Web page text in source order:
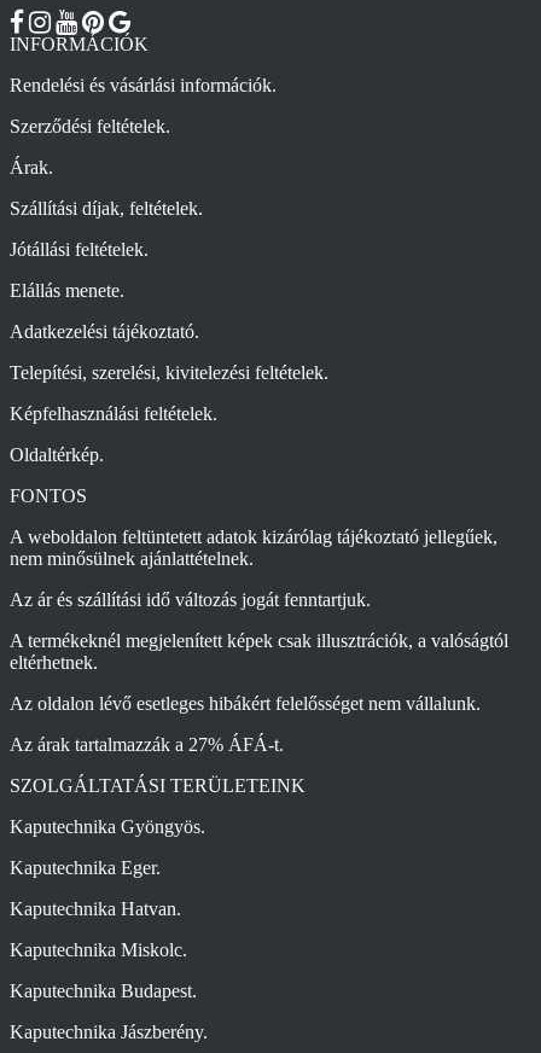
INFORMÁCIÓK
Rendelési és vásárlási információk.
Szerződési feltételek.
Árak.
Szállítási díjak, feltételek.
Jótállási feltételek.
Elállás menete.
Adatkezelési tájékoztató.
Telepítési, szerelési, kivitelezési feltételek.
Képfelhasználási feltételek.
Oldaltérkép.
FONTOS
A weboldalon feltüntetett adatok kizárólag tájékoztató jellegűek,
nem minősülnek ajánlattételnek.
Az ár és szállítási idő változás jogát fenntartjuk.
A termékeknél megjelenített képek csak illusztrációk, a valóságtól
eltérhetnek.
Az oldalon lévő esetleges hibákért felelősséget nem vállalunk.
Az árak tartalmazzák a 27% ÁFÁ-t.
SZOLGÁLTATÁSI TERÜLETEINK
Kaputechnika Gyöngyös.
Kaputechnika Eger.
Kaputechnika Hatvan.
Kaputechnika Miskolc.
Kaputechnika Budapest.
Kaputechnika Jászberény.